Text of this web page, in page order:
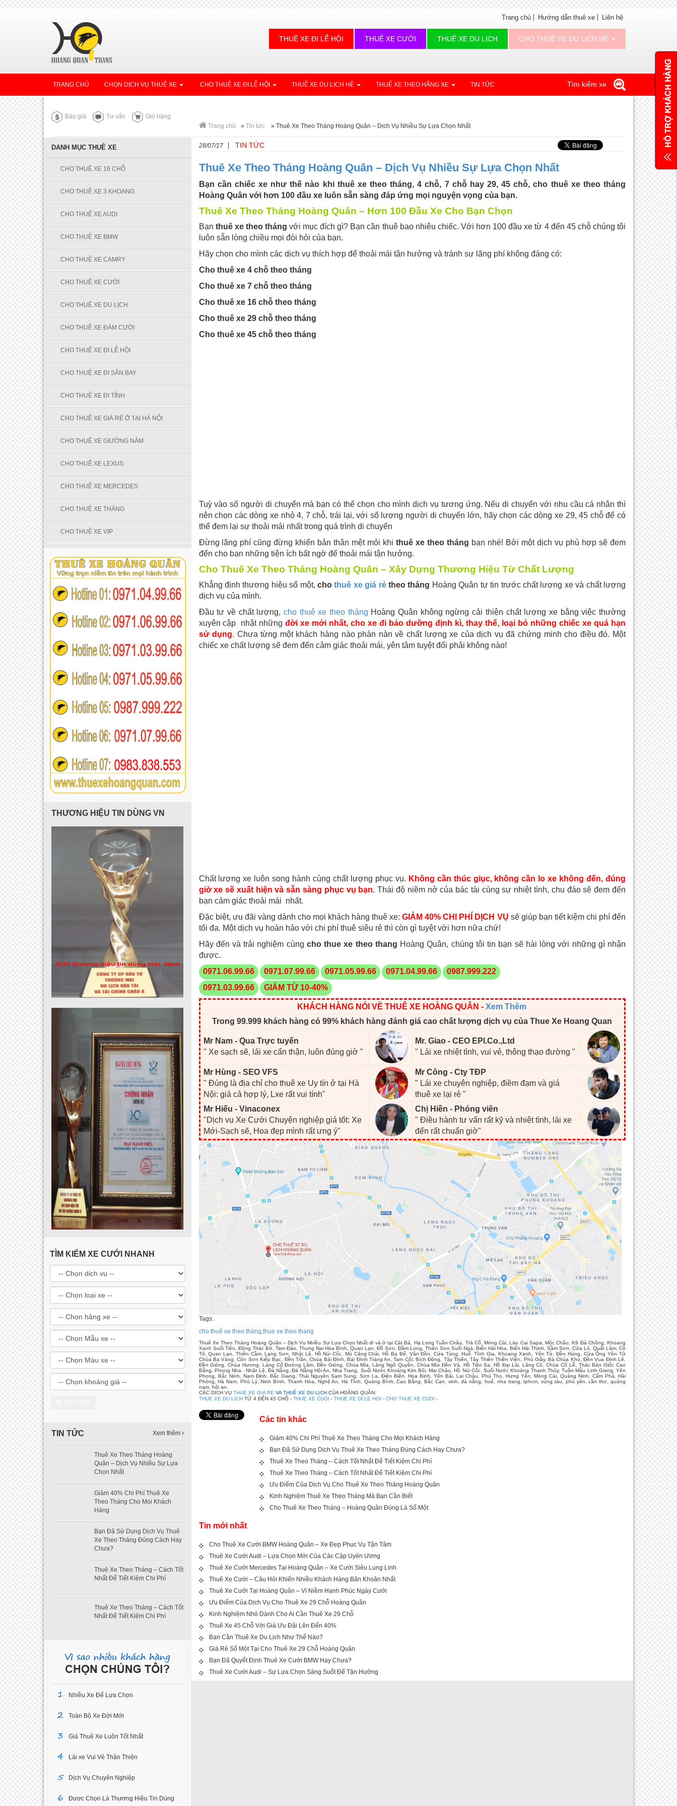
Trang chủ Hướng dẫn thuê xe Liên hệ
THUÊ XE ĐI LỄ HỘI THUÊ XE CƯỚI THUÊ XE DU LỊCH CHO THUÊ XE DU LỊCH HÈ
TRANG CHỦ CHỌN DỊCH VỤ THUÊ XE CHO THUÊ XE ĐI LỄ HỘI THUÊ XE DU LỊCH HÈ THUÊ XE THEO HÃNG XE TIN TỨC Tìm kiếm xe
Báo giá Tư vấn
Giỏ hàng
Trang chủ
» Tin tức » Thuê Xe Theo Tháng Hoàng Quân – Dịch Vụ Nhiều Sự Lựa Chọn Nhất
DANH MỤC THUÊ XE
CHO THUÊ XE 16 CHỖ
CHO THUÊ XE 3 KHOANG
CHO THUÊ XE AUDI
CHO THUÊ XE BMW
CHO THUÊ XE CAMRY
CHO THUÊ XE CƯỚI
CHO THUÊ XE DU LỊCH
CHO THUÊ XE ĐÁM CƯỚI
CHO THUÊ XE ĐI LỄ HỘI
CHO THUÊ XE ĐI SÂN BAY
CHO THUÊ XE ĐI TỈNH
CHO THUÊ XE GIÁ RẺ Ở TẠI HÀ NỘI
CHO THUÊ XE GIƯỜNG NẰM
CHO THUÊ XE LEXUS
CHO THUÊ XE MERCEDES
CHO THUÊ XE THÁNG
CHO THUÊ XE VIP
THƯƠNG HIỆU TIN DÙNG VN
TÌM KIẾM XE CƯỚI NHANH
TIN TỨC Xem thêm
Thuê Xe Theo Tháng Hoàng
Quân – Dịch Vụ Nhiều Sự Lựa
Chọn Nhất
Giảm 40% Chi Phí Thuê Xe
Theo Tháng Cho Mọi Khách
Hàng
Bạn Đã Sử Dụng Dịch Vụ Thuê
Xe Theo Tháng Đúng Cách Hay
Chưa?
Thuê Xe Theo Tháng – Cách Tốt
Nhất Để Tiết Kiệm Chi Phí
Thuê Xe Theo Tháng – Cách Tốt
Nhất Để Tiết Kiệm Chi Phí
1 Nhiều Xe Để Lựa Chọn
2 Toàn Bộ Xe Đời Mới
3 Giá Thuê Xe Luôn Tốt Nhất
4 Lái xe Vui Vẻ Thân Thiện
5 Dịch Vụ Chuyên Nghiệp
6 Được Chọn Là Thương Hiệu Tin Dùng
28/07/17 TIN TỨC
Thuê Xe Theo Tháng Hoàng Quân – Dịch Vụ Nhiều Sự Lựa Chọn Nhất
Bạn cần chiếc xe như thế nào khi thuê xe theo tháng, 4 chỗ, 7 chỗ hay 29, 45 chỗ, cho thuê xe theo tháng
Hoàng Quân với hơn 100 đầu xe luôn sẵn sàng đáp ứng mọi nguyện vọng của bạn.
Thuê Xe Theo Tháng Hoàng Quân – Hơn 100 Đầu Xe Cho Bạn Chọn
Bạn thuê xe theo tháng với mục đích gì? Bạn cần thuê bao nhiêu chiếc. Với hơn 100 đầu xe từ 4 đến 45 chỗ chúng tôi
luôn sẵn lòng chiều mọi đòi hỏi của bạn.
Hãy chọn cho mình các dịch vụ thích hợp để thoải mái tận hưởng và tránh sự lãng phí không đáng có:
Cho thuê xe 4 chỗ theo tháng
Cho thuê xe 7 chỗ theo tháng
Cho thuê xe 16 chỗ theo tháng
Cho thuê xe 29 chỗ theo tháng
Cho thuê xe 45 chỗ theo tháng
Tuỳ vào số người di chuyển mà bạn có thể chọn cho mình dịch vụ tương ứng. Nếu di chuyển với nhu cầu cá nhân thì
nên chọn các dòng xe nhỏ 4, 7 chỗ, trái lại, với số lượng người di chuyển lớn, hãy chọn các dòng xe 29, 45 chỗ để có
thể đem lại sự thoải mái nhất trong quá trình di chuyển
Đừng lãng phí cũng đừng khiến bản thân mệt mỏi khithuê xe theo tháng bạn nhé! Bởi một dịch vụ phù hợp sẽ đem
đến cho bạn những tiện ích bất ngờ để thoải mái tận hưởng.
Cho Thuê Xe Theo Tháng Hoàng Quân – Xây Dựng Thương Hiệu Từ Chất Lượng
Khẳng định thương hiệu số một, chothuê xe giá rẻtheo tháng Hoàng Quân tự tin trước chất lượng xe và chất lượng
dịch vụ của mình.
Đầu tư về chất lượng, cho thuê xe theo tháng Hoàng Quân không ngừng cải thiện chất lượng xe bằng việc thường
xuyên cập nhật nhữngđời xe mới nhất, cho xe đi bảo dưỡng định kì, thay thế, loại bỏ những chiếc xe quá hạn
sử dụng. Chưa từng một khách hàng nào phàn nàn về chất lượng xe của dịch vụ đã chứng minh cho điều đó. Một
chiếc xe chất lượng sẽ đem đến cảm giác thoải mái, yên tâm tuyệt đối phải không nào!
Chất lượng xe luôn song hành cùng chất lượng phục vụ. Không cần thúc giục, không cần lo xe không đến, đúng
giờ xe sẽ xuất hiện và sẵn sàng phục vụ bạn. Thái độ niềm nở của bác tài cùng sự nhiệt tình, chu đáo sẽ đem đến
bạn cảm giác thoải mái nhất.
Đặc biệt, ưu đãi vàng dành cho mọi khách hàng thuê xe:GIẢM 40% CHI PHÍ DỊCH VỤ sẽ giúp bạn tiết kiệm chi phí đến
tối đa. Một dịch vụ hoàn hảo với chi phí thuê siêu rẻ thì còn gì tuyệt vời hơn nữa chứ!
Hãy đến và trải nghiệm cùng cho thue xe theo thang Hoàng Quân, chúng tôi tin bạn sẽ hài lòng với những gì nhận
được.
0971.06.99.66
0971.07.99.66 0971.05.99.66 0971.04.99.66
0987.999.222
0971.03.99.66
GIẢM TỪ 10-40%
KHÁCH HÀNG NÓI VỀ THUÊ XE HOÀNG QUÂN - Xem Thêm
Trong 99.999 khách hàng có 99% khách hàng đánh giá cao chất lượng dịch vụ của Thue Xe Hoang Quan
Mr Nam - Qua Trực tuyến
" Xe sạch sẽ, lái xe cẩn thận, luôn đúng giờ "
Mr. Giao - CEO EPI.Co.,Ltd
" Lái xe nhiệt tình, vui vẻ, thông thạo đường "
Mr Hùng - SEO VFS
" Đúng là địa chỉ cho thuê xe Uy tín ở tại Hà
Nội: giá cả hợp lý, Lxe rất vui tính"
Mr Công - Cty TĐP
" Lái xe chuyên nghiệp, điềm đạm và giá
thuê xe lại rẻ "
Mr Hiếu - Vinaconex
"Dịch vụ Xe Cưới Chuyên nghiệp giá tốt: Xe
Mới-Sạch sẽ, Hoa đẹp mình rất ưng ý"
Chị Hiền - Phóng viên
" Điều hành tư vấn rất kỹ và nhiệt tình, lái xe
đến rất chuẩn giờ"
Tags:
cho thuê xe theo tháng,thue xe theo thang
Thuê Xe Theo Tháng Hoàng Quân – Dịch Vụ Nhiều Sự Lựa Chọn Nhất đi và ở tại Cát Bà, Hạ Long Tuần Châu, Trà Cổ, Móng Cái, Lào Cai Sapa, Mộc Châu, K9 Đá Chông, Khoang
Xanh Suối Tiên, Động Thác Bờ, Tam Đảo, Thung Nai Hòa Bình, Quan Lạn, Đồ Sơn, Đầm Long, Thiên Sơn Suối Ngà, Biển Hải Hòa, Biển Hải Thịnh, Sầm Sơn, Cửa Lò, Quất Lâm, Cô
Tô, Quan Lạn, Thiên Cầm, Lạng Sơn, Nhật Lệ, Hồ Núi Cốc, Mù Căng Chải, Hồ Ba Bể, Vân Đồn, Cửa Tùng, Huế, Tĩnh Gia, Khoang Xanh, Yên Tử, Đền Hùng, Cửa Ông Yên Tử
Chùa Ba Vàng, Côn Sơn Kiếp Bạc, Đền Trần, Chùa Bái Đính, Bái Đính Tràng An, Tam Cốc Bích Động, Tây Thiên, Tây Thiên Thiền Viện, Phủ Giầy, Bà Chúa Kho, Đền Vua Đinh Lê,
Đền Gióng, Chùa Hương, Làng Cổ Đường Lâm, Đền Gióng, Chùa Mía, Lăng Ngô Quyền, Chùa Mía Đền Và, Hồ Tiên Sa, Hồ Đại Lải, Lăng Cô, Chùa Cổ Lễ, Thác Bản Giốc Cao
Bằng, Phong Nha - Nhật Lệ, Đà Nẵng, Đà Nẵng Hội An, Nha Trang, Suối Nước Khoáng Kim Bôi, Mai Châu, Hồ Núi Cốc, Suối Nước Khoáng Thanh Thủy, Tuần Mẫu Linh Giang, Yên
Phong, Bắc Ninh, Nam Định, Bắc Giang, Thái Nguyên Sam Sung, Sơn La, Điện Biên, Hoa Binh, Yên Bái, Lai Châu, Phú Thọ, Hưng Yên, Móng Cái, Quảng Ninh, Cẩm Phả, Hải
Phòng, Hà Nam, Phủ Lý, Ninh Bình, Thanh Hóa, Nghệ An, Hà Tĩnh, Quảng Bình, Cao Bằng, Bắc Cạn, vinh, đà nẵng, huế, nha trang, tphcm, vũng tàu, phú yên, cần thơ, quảng
nam, hội an.
CÁC DỊCH VỤ THUE XE GIA RE VA THUÊ XE DU LỊCHCỦA HOÀNG QUÂN:
THUE XE DU LICHTỪ 4 ĐẾN 45 CHỖ - THUE XE CUOI - THUE XE DI LE HOI - CHO THUE XE CUOI -
Các tin khác
Giảm 40% Chi Phí Thuê Xe Theo Tháng Cho Mọi Khách Hàng
Bạn Đã Sử Dụng Dịch Vụ Thuê Xe Theo Tháng Đúng Cách Hay Chưa?
Thuê Xe Theo Tháng – Cách Tốt Nhất Để Tiết Kiệm Chi Phí
Thuê Xe Theo Tháng – Cách Tốt Nhất Để Tiết Kiệm Chi Phí
Ưu Điểm Của Dịch Vụ Cho Thuê Xe Theo Tháng Hoàng Quân
Kinh Nghiệm Thuê Xe Theo Tháng Mà Bạn Cần Biết
Cho Thuê Xe Theo Tháng – Hoàng Quân Đúng Là Số Một
Tin mới nhất
Cho Thuê Xe Cưới BMW Hoàng Quân – Xe Đẹp Phục Vụ Tận Tâm
Thuê Xe Cưới Audi – Lựa Chọn Mới Của Các Cặp Uyên Ương
Thuê Xe Cưới Mercedes Tại Hoàng Quân – Xe Cưới Siêu Lung Linh
Thuê Xe Cưới – Câu Hỏi Khiến Nhiều Khách Hàng Băn Khoăn Nhất
Thuê Xe Cưới Tại Hoàng Quân – Vì Niềm Hạnh Phúc Ngày Cưới
Ưu Điểm Của Dịch Vụ Cho Thuê Xe 29 Chỗ Hoàng Quân
Kinh Nghiệm Nhỏ Dành Cho Ai Cần Thuê Xe 29 Chỗ
Thuê Xe 45 Chỗ Với Giá Ưu Đãi Lên Đến 40%
Bạn Cần Thuê Xe Du Lịch Như Thế Nào?
Giá Rẻ Số Một Tại Cho Thuê Xe 29 Chỗ Hoàng Quân
Bạn Đã Quyết Định Thuê Xe Cưới BMW Hay Chưa?
Thuê Xe Cưới Audi – Sự Lựa Chọn Sáng Suốt Để Tận Hưởng